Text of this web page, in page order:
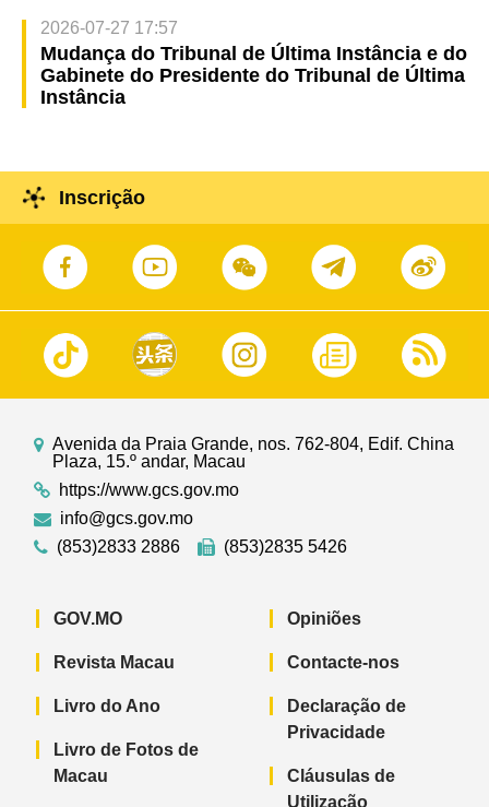
2026-07-27 17:57
Mudança do Tribunal de Última Instância e do
Gabinete do Presidente do Tribunal de Última
Instância
Inscrição
Avenida da Praia Grande, nos. 762-804, Edif. China
Plaza, 15.º andar, Macau
https://www.gcs.gov.mo
info@gcs.gov.mo
(853)2833 2886
(853)2835 5426
GOV.MO
Revista Macau
Livro do Ano
Livro de Fotos de
Macau
Opiniões
Contacte-nos
Declaração de
Privacidade
Cláusulas de
Utilização